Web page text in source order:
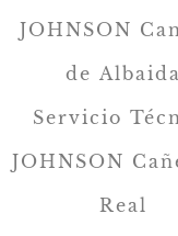
JOHNSON
de Albaida
Servicio
JOHNSON
Real